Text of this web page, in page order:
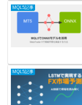
MQL5記事
MQL5記事